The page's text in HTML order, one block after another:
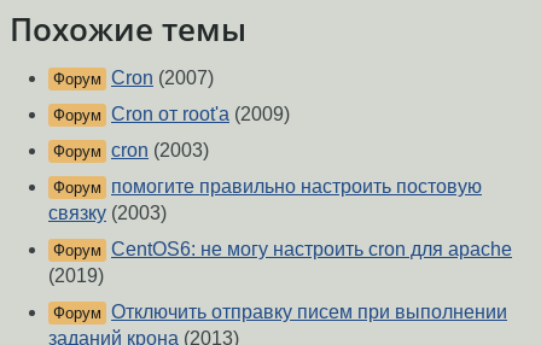
Похожие темы
Форум Cron (2007)
Форум Cron от root'а (2009)
Форум cron (2003)
Форум
помогите правильно настроить постовую
связку (2003)
Форум CentOS6: не могу настроить cron для apache
(2019)
Форум Отключить отправку писем при выполнении
заданий крона (2013)